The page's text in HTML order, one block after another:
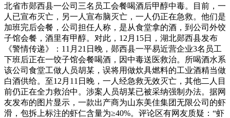
北省市郧西县一公司三名员工会餐喝酒后甲醇中毒。目前，一
人已宣布灭亡，另一人宣布脑灭亡，一人仍正在急救。他们是
加班完后会餐，公司担任人称，是从食堂拿的酒，到公司外饺
子馆会餐，酒里有甲醇。对此，12月15日，湖北郧西县发布
《警情传递》：11月21日晚，郧西县一平易近营企业3名员工
下班后正在一饺子馆会餐喝酒，因中毒送医救治。所喝酒水系
该公司食堂工做人员胡某，误将用做炊具燃料的工业酒精当做
白酒供给。至12月11日晚，一人经急救无效灭亡，其他二人目
前仍正在全力救治中。涉案人员胡某已被采纳强制办法。据网
友发布的图片显示，一款出产商为山东美佳集团无限公司的虾
滑，包拆上标注的虾仁含量为≥40%。评论区有网友质疑：“虾